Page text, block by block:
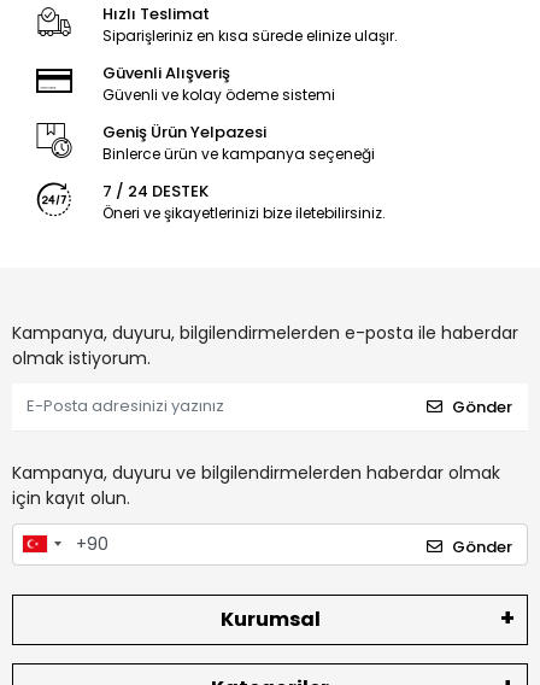
Hızlı Teslimat
Siparişleriniz en kısa sürede elinize ulaşır.
Güvenli Alışveriş
Güvenli ve kolay ödeme sistemi
Geniş Ürün Yelpazesi
Binlerce ürün ve kampanya seçeneği
7 / 24 DESTEK
Öneri ve şikayetlerinizi bize iletebilirsiniz.
Kampanya, duyuru, bilgilendirmelerden e-posta ile haberdar
olmak istiyorum.
Gönder
Kampanya, duyuru ve bilgilendirmelerden haberdar olmak
için kayıt olun.
Gönder
Kurumsal